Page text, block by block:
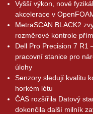
Vyšší výkon, nové
akcelerace v
MetraSCAN BLACK2
rozměrové kontrole
Dell Pro Precision 7 R1
pracovní stanice pro
úlohy
Senzory sledují kvalitu
horkém létu
ČAS rozšířila Datový
dokončila další milník